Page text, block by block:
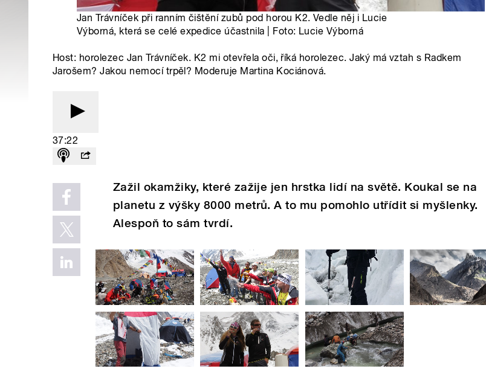
Jan Trávníček při ranním čištění zubů pod horou K2. Vedle něj i Lucie
Výborná, která se celé expedice účastnila | Foto: Lucie Výborná
Host: horolezec Jan Trávníček. K2 mi otevřela oči, říká horolezec. Jaký má vztah s Radkem
Jarošem? Jakou nemocí trpěl? Moderuje Martina Kociánová.
37:22
Zažil okamžiky, které zažije jen hrstka lidí na světě. Koukal se na
planetu z výšky 8000 metrů. A to mu pomohlo utřídit si myšlenky.
Alespoň to sám tvrdí.